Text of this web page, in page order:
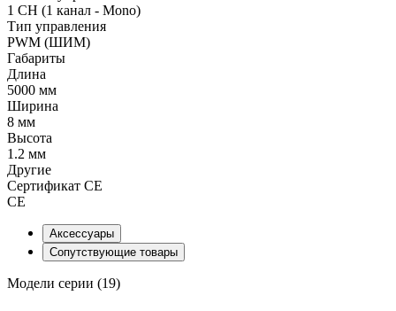
1 CH (1 канал - Mono)
Тип управления
PWM (ШИМ)
Габариты
Длина
5000 мм
Ширина
8 мм
Высота
1.2 мм
Другие
Сертификат CE
CE
Аксессуары
Сопутствующие товары
Модели серии (19)